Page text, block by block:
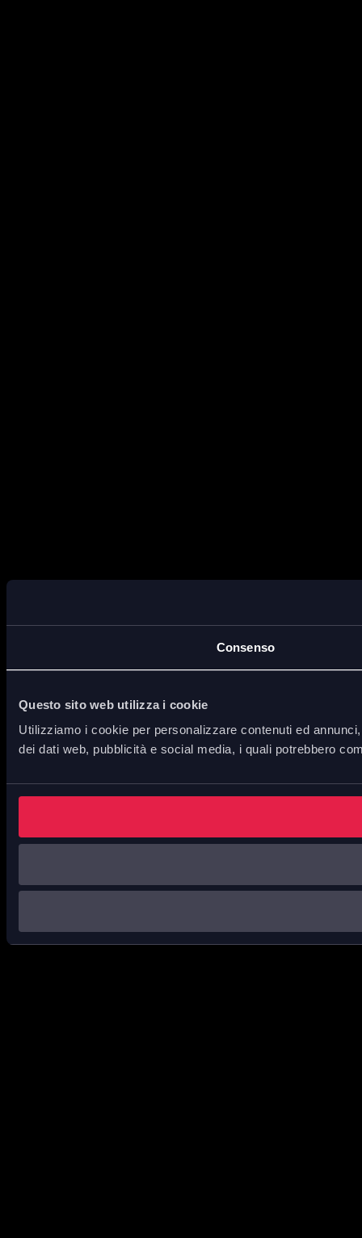
Consenso
Questo sito web utilizza i cookie
Utilizziamo i cookie per personalizzare contenuti ed
dei dati web, pubblicità e social media, i quali potrebbero